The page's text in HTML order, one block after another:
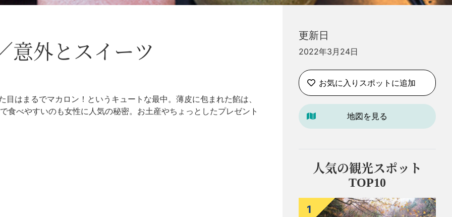
意外とスイーツ
はまるでマカロン！というキュートな最中。薄皮に包まれた餡は、
食べやすいのも女性に人気の秘密。お土産やちょっとしたプレゼント
更新日
2022年3月24日
お気に入りスポットに追加
地図を見る
人気の観光スポット
TOP10
1